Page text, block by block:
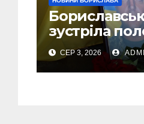
зустріла
Захисника
Шемеляка
СЕР 3, 2026